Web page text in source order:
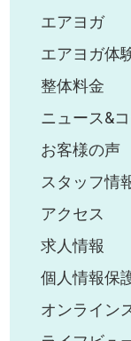
エアヨガ
エアヨガ体
整体料金
ニュース&
お客様の声
スタッフ情
アクセス
求人情報
個人情報保
オンライン